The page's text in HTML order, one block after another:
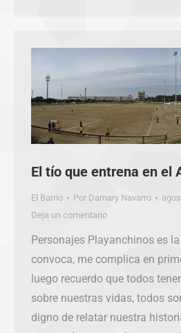
El tío que entrena en el
El Barrio Por Damary Navarro
Deja un comentario
Personajes Playanchinos es
convoca, me complica en
luego recuerdo que todos
sobre nuestras vidas, todos
digno de relatar nuestra